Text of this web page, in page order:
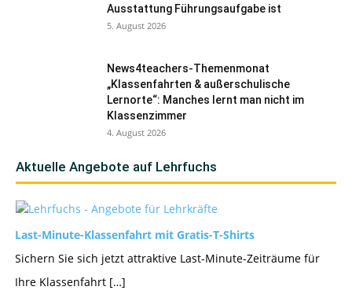
Ausstattung Führungsaufgabe ist
5. August 2026
News4teachers-Themenmonat
„Klassenfahrten & außerschulische
Lernorte“: Manches lernt man nicht im
Klassenzimmer
4. August 2026
Aktuelle Angebote auf Lehrfuchs
Last-Minute-Klassenfahrt mit Gratis-T-Shirts
Sichern Sie sich jetzt attraktive Last-Minute-Zeiträume für
Ihre Klassenfahrt […]